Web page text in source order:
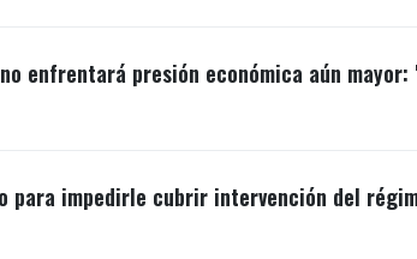
enfrentará presión económica aún mayor:
para impedirle cubrir intervención del